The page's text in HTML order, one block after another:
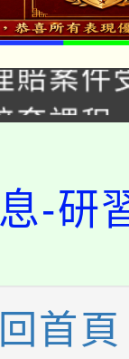
業人
賠案件
序及
育課程
結果(
知識
學生
民語歌
度第
選結果
年度第
-研
首頁